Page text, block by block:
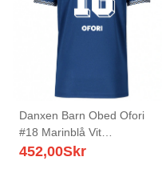
Danxen Barn Obed Ofori
#18 Marinblå Vit
Hemmatröja Matchtröjor
452,00Skr